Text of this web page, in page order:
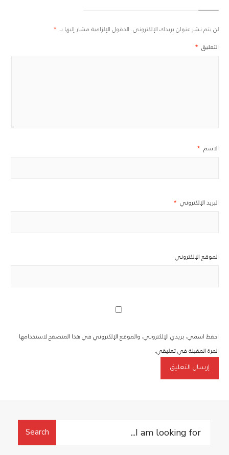
لن يتم نشر عنوان بريدك الإلكتروني. الحقول الإلزامية مشار إليها بـ *
التعليق *
الاسم *
البريد الإلكتروني *
الموقع الإلكتروني
احفظ اسمي، بريدي الإلكتروني، والموقع الإلكتروني في هذا المتصفح لاستخدامها
المرة المقبلة في تعليقي.
Search
Search